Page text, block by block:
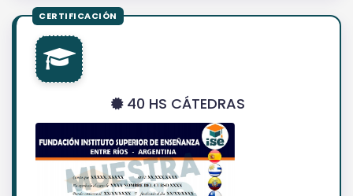
40 HS CÁTEDRAS